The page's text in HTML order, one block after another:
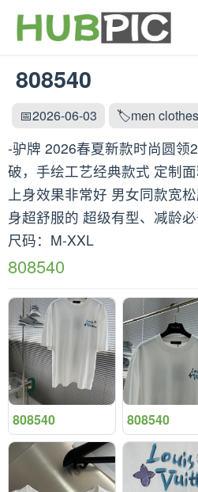
808540
📅2026-06-03 🏷️men clothes
-驴牌 2026春夏新款时尚圆领
破，手绘工艺经典款式 定制
上身效果非常好 男女同款宽
身超舒服的 超级有型、减龄必
尺码：M-XXL
808540
808540 808540